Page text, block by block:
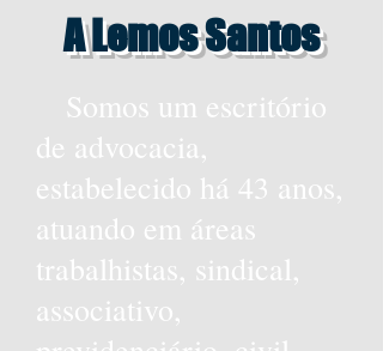
A Lemos Santos
Somos um escritório
de advocacia,
estabelecido há 43 anos,
atuando em áreas
trabalhistas, sindical,
associativo,